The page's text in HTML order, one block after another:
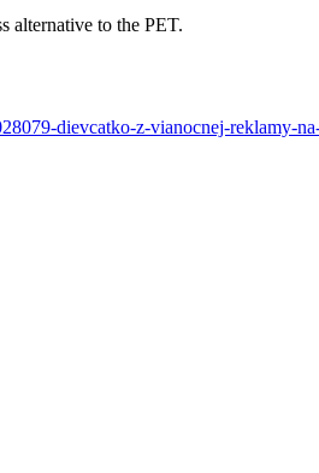
alternative to the PET.
dievcatko-z-vianocnej-reklamy-